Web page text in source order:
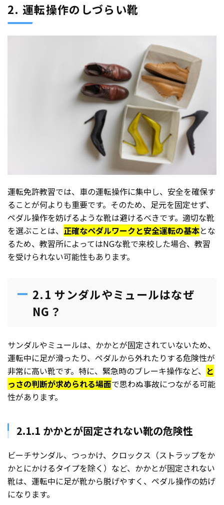
2. 運転操作のしづらい靴
運転免許教習では、車の運転操作に集中し、安全を確保す
ることが何よりも重要です。そのため、足元を固定せず、
ペダル操作を妨げるような靴は避けるべきです。適切な靴
を選ぶことは、 正確なペダルワークと安全運転の基本とな
るため、教習所によってはNGな靴で来校した場合、教習
を受けられない可能性もあります。
2.1 サンダルやミュールはなぜ
NG？
サンダルやミュールは、かかとが固定されていないため、
運転中に足が滑ったり、ペダルから外れたりする危険性が
非常に高い靴です。特に、緊急時のブレーキ操作など、 と
っさの判断が求められる場面で思わぬ事故につながる可能
性があります。
2.1.1 かかとが固定されない靴の危険性
ビーチサンダル、つっかけ、クロックス（ストラップをか
かとにかけるタイプを除く）など、かかとが固定されない
靴は、運転中に足が靴から脱げやすく、ペダル操作の妨げ
になります。